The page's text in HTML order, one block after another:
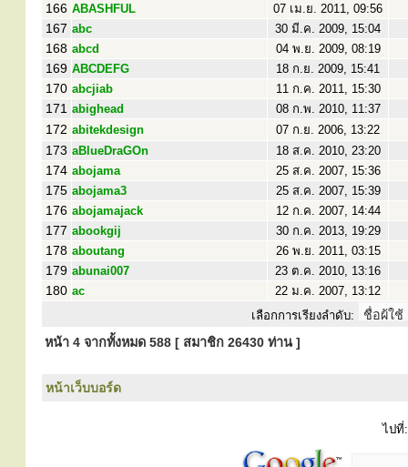
166 ABASHFUL 07 เม.ย. 2011, 09:56
167 abc 30 มี.ค. 2009, 15:04
168 abcd 04 พ.ย. 2009, 08:19
169 ABCDEFG 18 ก.ย. 2009, 15:41
170 abcjiab 11 ก.ค. 2011, 15:30
171 abighead 08 ก.พ. 2010, 11:37
172 abitekdesign 07 ก.ย. 2006, 13:22
173 aBlueDraGOn 18 ส.ค. 2010, 23:20
174 abojama 25 ส.ค. 2007, 15:36
175 abojama3 25 ส.ค. 2007, 15:39
176 abojamajack 12 ก.ค. 2007, 14:44
177 abookgij 30 ก.ค. 2013, 19:29
178 aboutang 26 พ.ย. 2011, 03:15
179 abunai007 23 ต.ค. 2010, 13:16
180 ac
22 ม.ค. 2007, 13:12
เลือกการเรียงลำดับ:
หน้า 4 จากทั้งหมด 588 [ สมาชิก 26430 ท่าน ]
หน้าเว็บบอร์ด
ไปที่: